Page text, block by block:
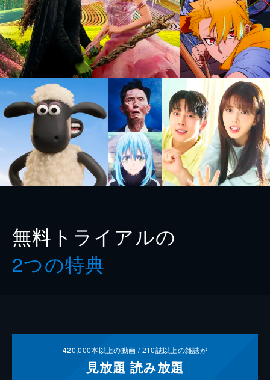
無料トライアルの
2つの特典
420,000本以上の動画 /210誌以上の雑誌が
見放題 読み放題